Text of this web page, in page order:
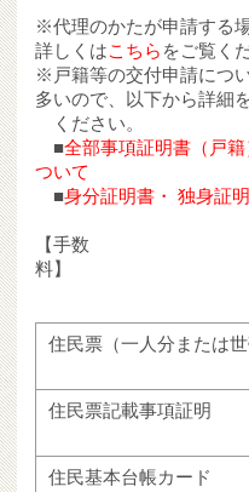
※代理のかたが申請する
詳しくはこちら をご覧く
※戸籍等の交付申請につ
多いので、以下から詳細
ください。
■全部事項証明書（戸
ついて
■身分証明書・ 独身証
【手数
住民票（一人分または世
住民票記載事項証明
住民基本台帳カード